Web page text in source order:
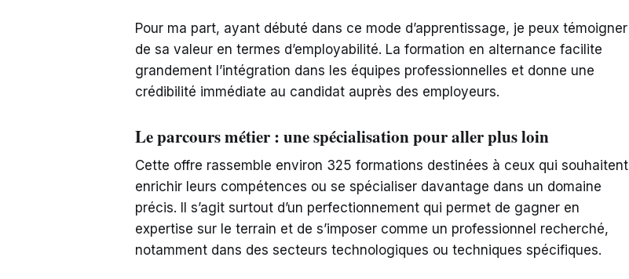
Pour ma part, ayant débuté dans ce mode d’apprentissage, je peux témoigner
de sa valeur en termes d’employabilité. La formation en alternance facilite
grandement l’intégration dans les équipes professionnelles et donne une
crédibilité immédiate au candidat auprès des employeurs.
Le parcours métier : une spécialisation pour aller plus loin
Cette offre rassemble environ 325 formations destinées à ceux qui souhaitent
enrichir leurs compétences ou se spécialiser davantage dans un domaine
précis. Il s’agit surtout d’un perfectionnement qui permet de gagner en
expertise sur le terrain et de s’imposer comme un professionnel recherché,
notamment dans des secteurs technologiques ou techniques spécifiques.